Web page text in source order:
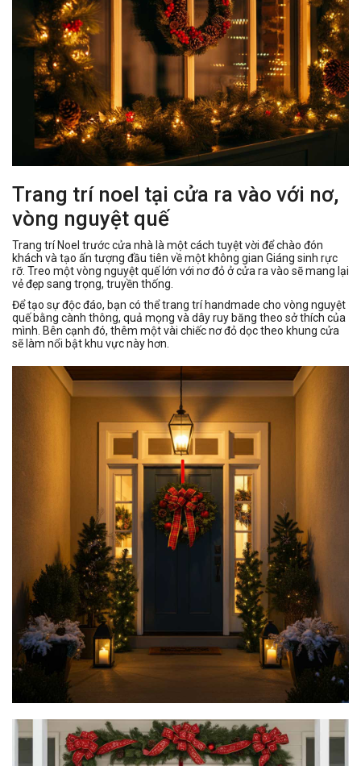
Trang trí noel tại cửa ra vào với nơ,
vòng nguyệt quế
Trang trí Noel trước cửa nhà là một cách tuyệt vời để chào đón
khách và tạo ấn tượng đầu tiên về một không gian Giáng sinh rực
rỡ. Treo một vòng nguyệt quế lớn với nơ đỏ ở cửa ra vào sẽ mang lại
vẻ đẹp sang trọng, truyền thống.
Để tạo sự độc đáo, bạn có thể trang trí handmade cho vòng nguyệt
quế bằng cành thông, quả mọng và dây ruy băng theo sở thích của
mình. Bên cạnh đó, thêm một vài chiếc nơ đỏ dọc theo khung cửa
sẽ làm nổi bật khu vực này hơn.